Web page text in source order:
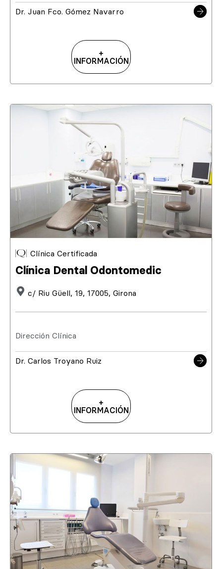
Dr. Juan Fco. Gómez Navarro
+
INFORMACIÓN
Clínica Certificada
Clínica Dental Odontomedic
c/ Riu Güell, 19, 17005, Girona
Dirección Clínica
Dr. Carlos Troyano Ruiz
+
INFORMACIÓN